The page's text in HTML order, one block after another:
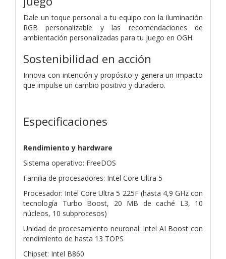
Dale un toque personal a tu equipo con la iluminación
RGB personalizable y las recomendaciones de
ambientación personalizadas para tu juego en OGH.
Sostenibilidad en acción
Innova con intención y propósito y genera un impacto
que impulse un cambio positivo y duradero.
Especificaciones
Rendimiento y hardware
Sistema operativo: FreeDOS
Familia de procesadores: Intel Core Ultra 5
Procesador: Intel Core Ultra 5 225F (hasta 4,9 GHz con
tecnología Turbo Boost, 20 MB de caché L3, 10
núcleos, 10 subprocesos)
Unidad de procesamiento neuronal: Intel AI Boost con
rendimiento de hasta 13 TOPS
Chipset: Intel B860